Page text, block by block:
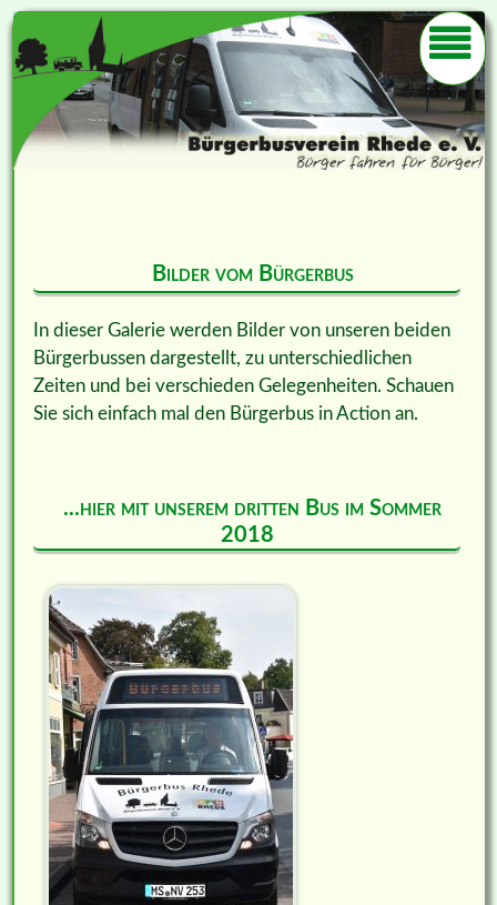
Bilder vom Bürgerbus
In dieser Galerie werden Bilder von unseren beiden
Bürgerbussen dargestellt, zu unterschiedlichen
Zeiten und bei verschieden Gelegenheiten. Schauen
Sie sich einfach mal den Bürgerbus in Action an.
...hier mit unserem dritten Bus im Sommer
2018